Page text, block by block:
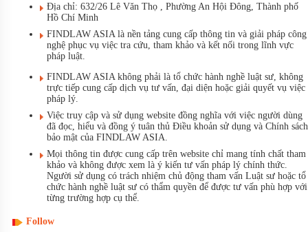
Địa chỉ: 632/26 Lê Văn Thọ , Phường An Hội Đông, Thành phố
Hồ Chí Minh
FINDLAW ASIA là nền tảng cung cấp thông tin và giải pháp công
nghệ phục vụ việc tra cứu, tham khảo và kết nối trong lĩnh vực
pháp luật.
FINDLAW ASIA không phải là tổ chức hành nghề luật sư, không
trực tiếp cung cấp dịch vụ tư vấn, đại diện hoặc giải quyết vụ việc
pháp lý.
Việc truy cập và sử dụng website đồng nghĩa với việc người dùng
đã đọc, hiểu và đồng ý tuân thủ Điều khoản sử dụng và Chính sách
bảo mật của FINDLAW ASIA.
Mọi thông tin được cung cấp trên website chỉ mang tính chất tham
khảo và không được xem là ý kiến tư vấn pháp lý chính thức.
Người sử dụng có trách nhiệm chủ động tham vấn Luật sư hoặc tổ
chức hành nghề luật sư có thẩm quyền để được tư vấn phù hợp với
từng trường hợp cụ thể.
Follow